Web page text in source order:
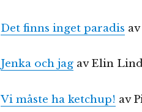
Det finns inget paradis
Jenka och jagav Elin
Vi måste ha ketchup! av